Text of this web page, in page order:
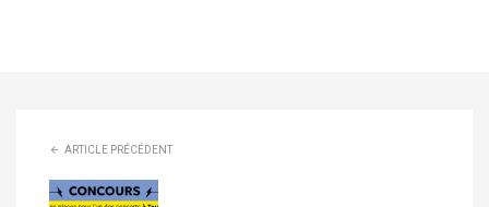
ARTICLE PRÉCÉDENT